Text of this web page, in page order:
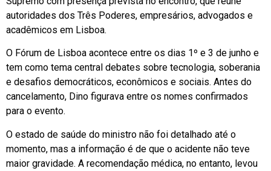
autoridades dos Três Poderes, empresários, advogados e
acadêmicos em Lisboa.
O Fórum de Lisboa acontece entre os dias 1º e 3 de junho e
tem como tema central debates sobre tecnologia, soberania
e desafios democráticos, econômicos e sociais. Antes do
cancelamento, Dino figurava entre os nomes confirmados
para o evento.
O estado de saúde do ministro não foi detalhado até o
momento, mas a informação é de que o acidente não teve
maior gravidade. A recomendação médica, no entanto, levou